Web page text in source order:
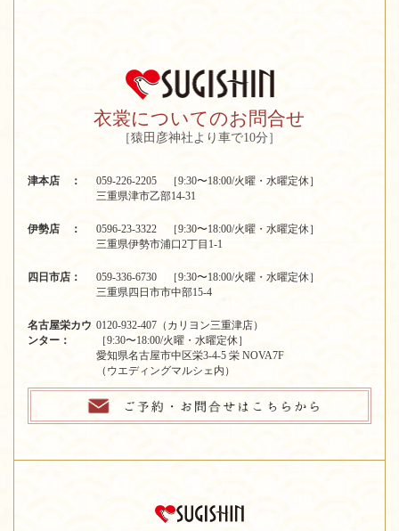
衣裳についてのお問合せ
［猿田彦神社より車で10分］
津本店 ：
059-226-2205 ［9:30〜18:00/火曜・水曜定休］
三重県津市乙部14-31
伊勢店 ：
0596-23-3322 ［9:30〜18:00/火曜・水曜定休］
三重県伊勢市浦口2丁目1-1
四日市店：
059-336-6730 ［9:30〜18:00/火曜・水曜定休］
三重県四日市市中部15-4
名古屋栄カウ
ンター：
0120-932-407（カリヨン三重津店）
［9:30〜18:00/火曜・水曜定休］
愛知県名古屋市中区栄3-4-5 栄 NOVA7F
（ウエディングマルシェ内）